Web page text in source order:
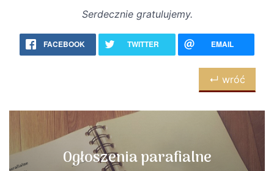
Serdecznie gratulujemy.
FACEBOOK TWITTER EMAIL
↵ wróć
Ogłoszenia parafialne